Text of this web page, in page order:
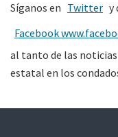
Síganos en Twitter y
Facebook
al tanto de las
estatal en los